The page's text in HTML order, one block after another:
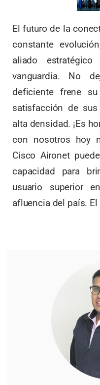
El futuro de la
constante
aliado
vanguardia. No
deficiente frene
satisfacción de
alta densidad. ¡Es
con nosotros hoy
Cisco Aironet
capacidad para
usuario superior
afluencia del país.